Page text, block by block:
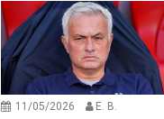
11/05/2026 E. B.